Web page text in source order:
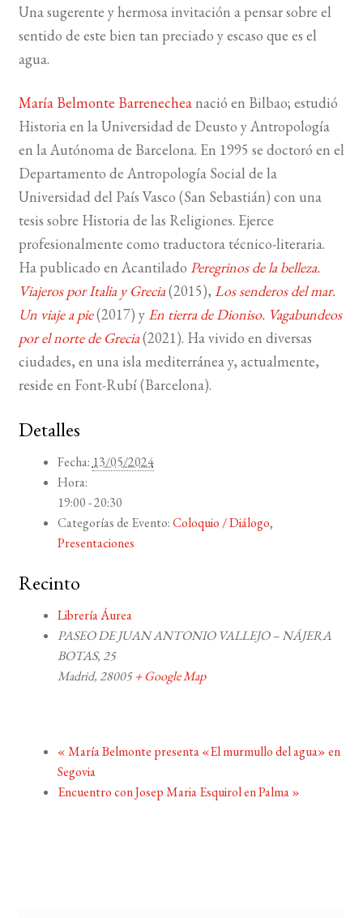
Una sugerente y hermosa invitación a pensar sobre el
sentido de este bien tan preciado y escaso que es el
agua.
María Belmonte Barrenecheanació en Bilbao; estudió
Historia en la Universidad de Deusto y Antropología
en la Autónoma de Barcelona. En 1995 se doctoró en el
Departamento de Antropología Social de la
Universidad del País Vasco (San Sebastián) con una
tesis sobre Historia de las Religiones. Ejerce
profesionalmente como traductora técnico-literaria.
Ha publicado en Acantilado Peregrinos de la belleza.
Viajeros por Italia y Grecia(2015), Los senderos del mar.
Un viaje a pie(2017) y En tierra de Dioniso. Vagabundeos
por el norte de Grecia(2021). Ha vivido en diversas
ciudades, en una isla mediterránea y, actualmente,
reside en Font-Rubí (Barcelona).
Detalles
Fecha: 13/05/2024
Hora:
19:00 - 20:30
Categorías de Evento:Coloquio / Diálogo,
Presentaciones
Recinto
Librería Áurea
PASEO DE JUAN ANTONIO VALLEJO – NÁJERA
BOTAS, 25
Madrid,28005 + Google Map
«María Belmonte presenta «El murmullo del agua» en
Segovia
Encuentro con Josep Maria Esquirol en Palma»